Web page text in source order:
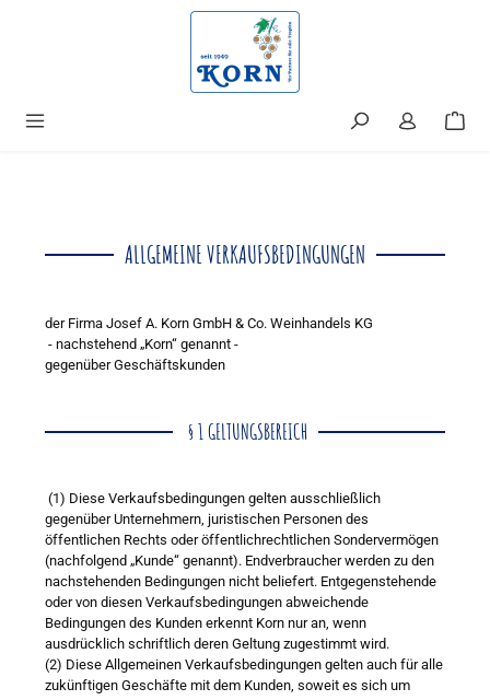
ALLGEMEINE VERKAUFSBEDINGUNGEN
der Firma Josef A. Korn GmbH & Co. Weinhandels KG
- nachstehend „Korn“ genannt -
gegenüber Geschäftskunden
§ 1 GELTUNGSBEREICH
(1) Diese Verkaufsbedingungen gelten ausschließlich
gegenüber Unternehmern, juristischen Personen des
öffentlichen Rechts oder öffentlichrechtlichen Sondervermögen
(nachfolgend „Kunde“ genannt). Endverbraucher werden zu den
nachstehenden Bedingungen nicht beliefert. Entgegenstehende
oder von diesen Verkaufsbedingungen abweichende
Bedingungen des Kunden erkennt Korn nur an, wenn
ausdrücklich schriftlich deren Geltung zugestimmt wird.
(2) Diese Allgemeinen Verkaufsbedingungen gelten auch für alle
zukünftigen Geschäfte mit dem Kunden, soweit es sich um